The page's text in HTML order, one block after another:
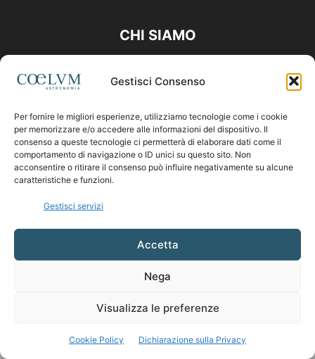
Gestisci Consenso
Per fornire le migliori esperienze, utilizziamo tecnologie come i cookie
per memorizzare e/o accedere alle informazioni del dispositivo. Il
consenso a queste tecnologie ci permetterà di elaborare dati come il
comportamento di navigazione o ID unici su questo sito. Non
acconsentire o ritirare il consenso può influire negativamente su alcune
caratteristiche e funzioni.
Gestisci servizi
Accetta
Nega
Visualizza le preferenze
Cookie Policy Dichiarazione sulla Privacy
CHI SIAMO
Contattaci:coelumastro@coelum.com
SEGUICI